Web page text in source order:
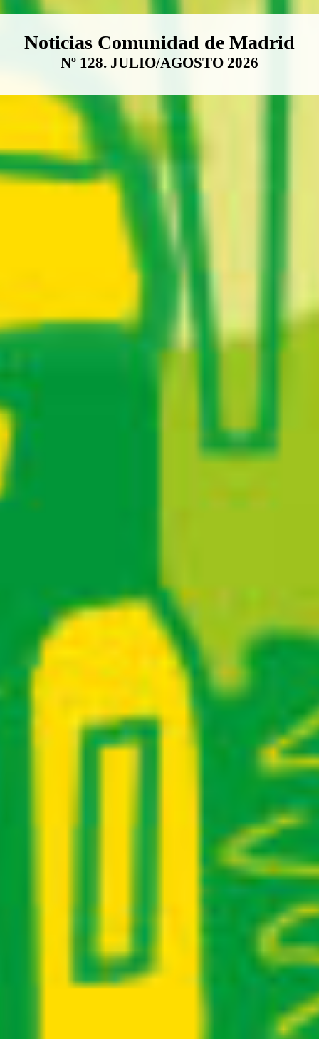
Boletín Noticias Comunidad de
Noticias Comunidad de Madrid
Nº 128. JULIO/AGOSTO 2026